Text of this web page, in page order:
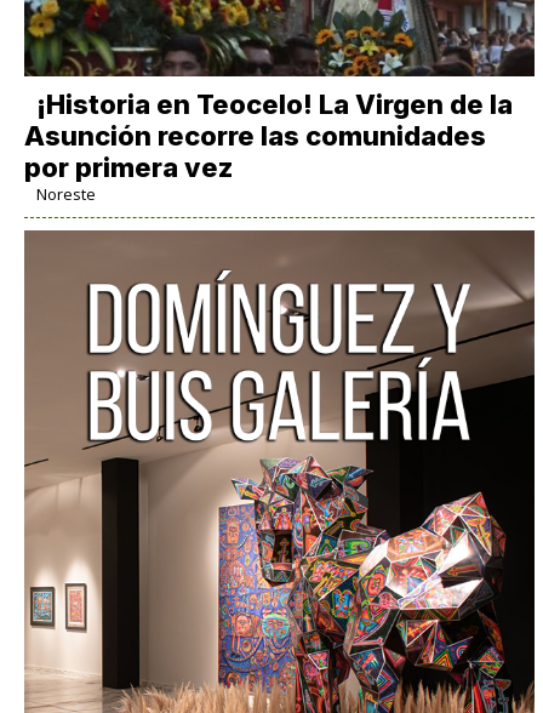
​¡Historia en Teocelo! La Virgen de la
Asunción recorre las comunidades
por primera vez
Noreste